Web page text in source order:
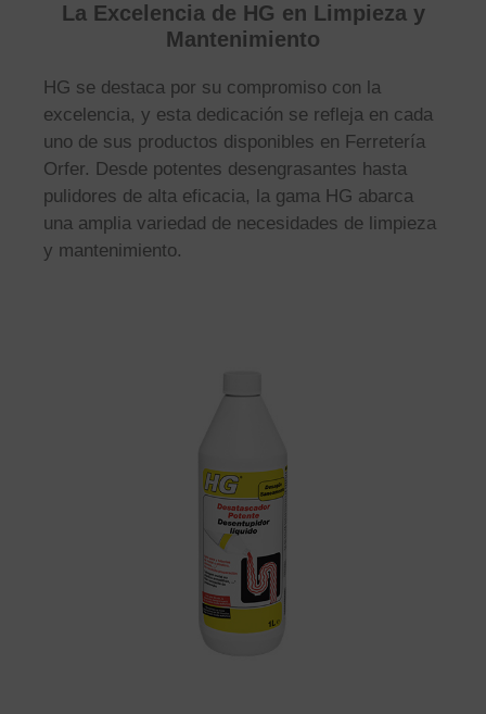
La Excelencia de HG en Limpieza y
Mantenimiento
HG se destaca por su compromiso con la
excelencia, y esta dedicación se refleja en cada
uno de sus productos disponibles en Ferretería
Orfer. Desde potentes desengrasantes hasta
pulidores de alta eficacia, la gama HG abarca
una amplia variedad de necesidades de limpieza
y mantenimiento.